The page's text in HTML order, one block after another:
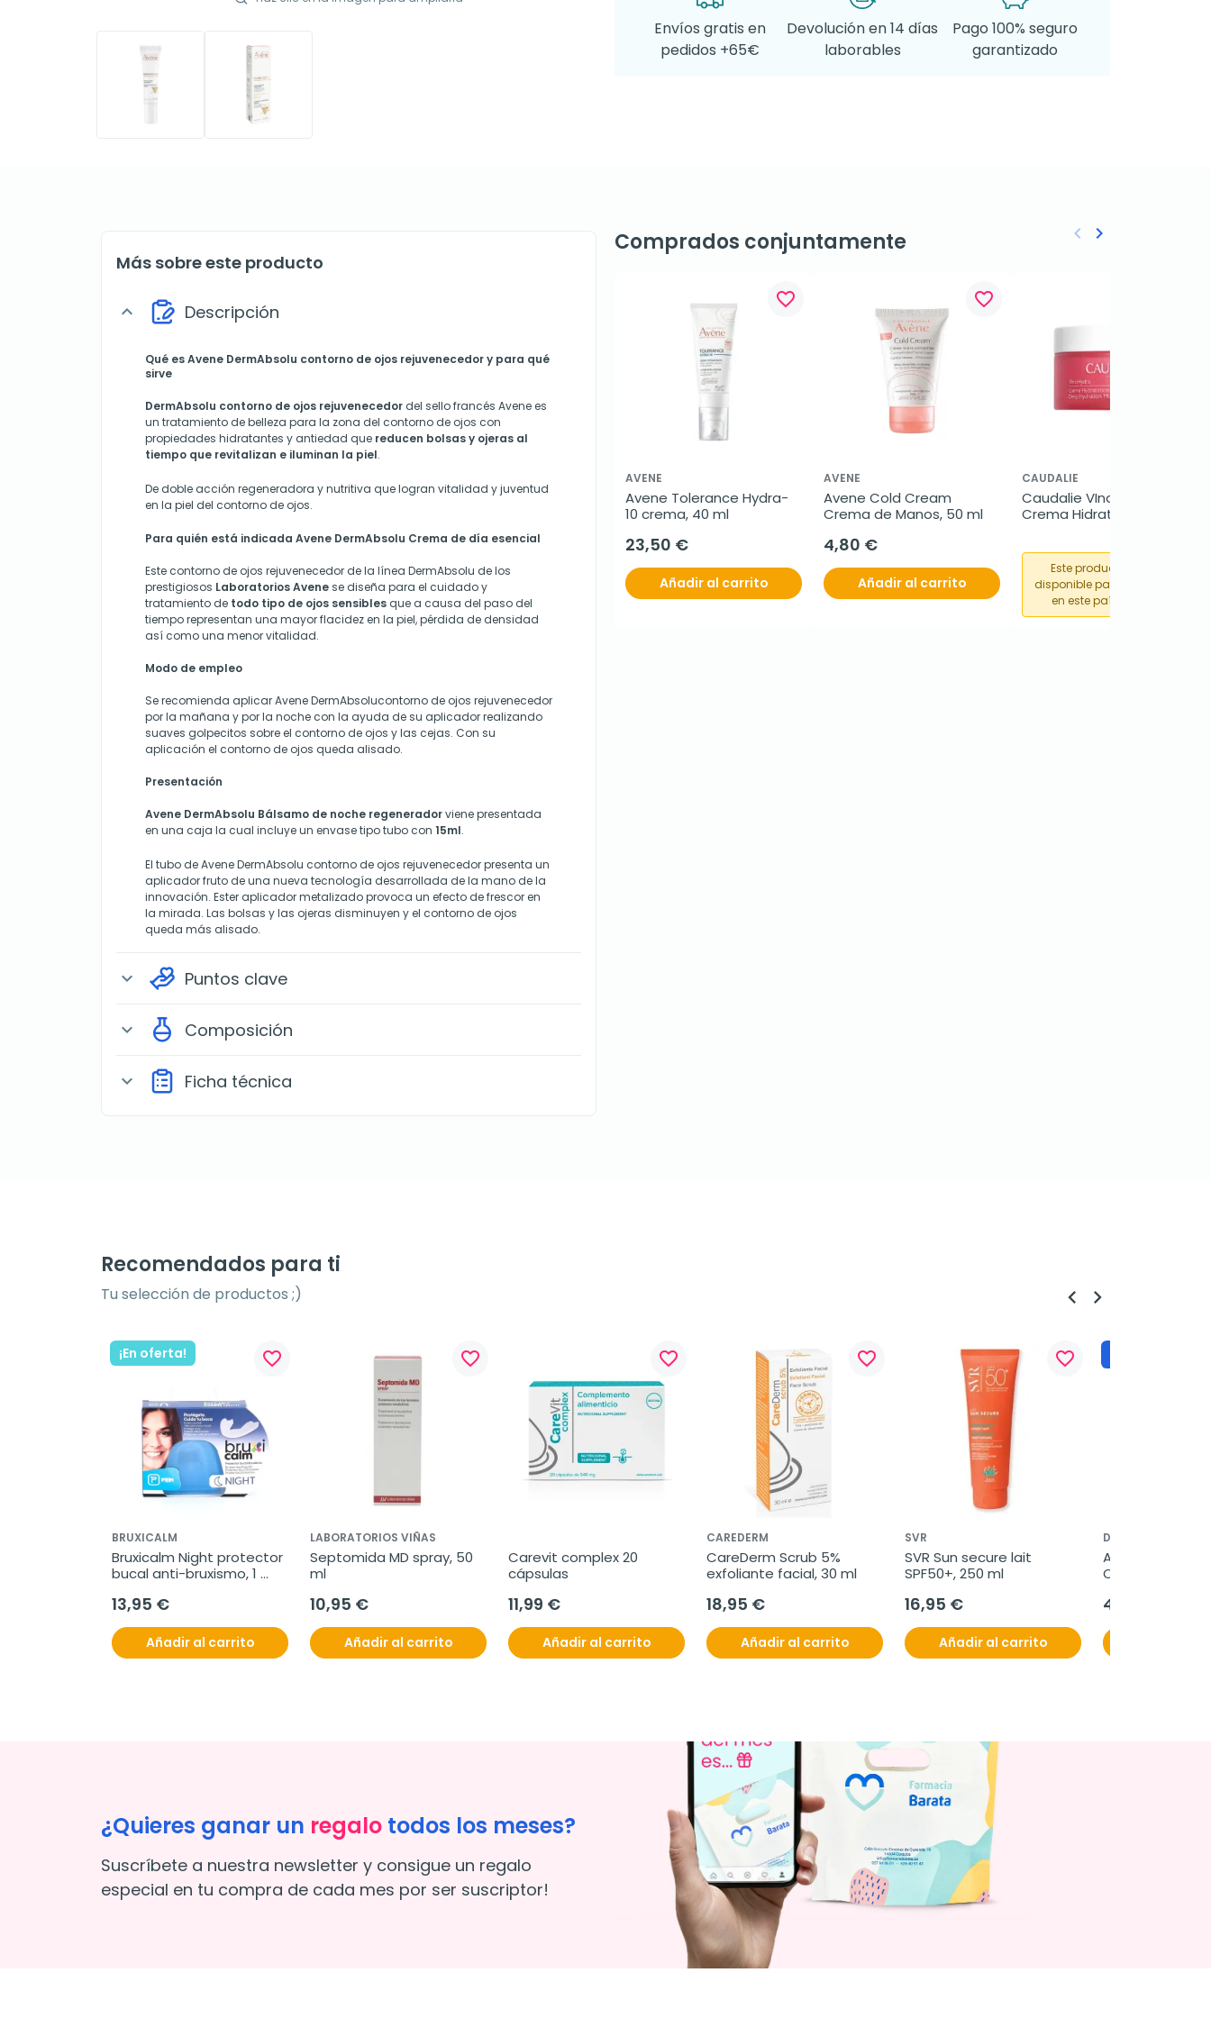
Envíos gratis en
pedidos +65€
Devolución en 14 días
laborables
Pago 100% seguro
garantizado
Más sobre este producto
expand_more Descripción
Qué es Avene DermAbsolu contorno de ojos rejuvenecedor y para qué
sirve
DermAbsolu contorno de ojos rejuvenecedor del sello francés Avene es
un tratamiento de belleza para la zona del contorno de ojos con
propiedades hidratantes y antiedad que reducen bolsas y ojeras al
tiempo que revitalizan e iluminan la piel.
De doble acción regeneradora y nutritiva que logran vitalidad y juventud
en la piel del contorno de ojos.
Para quién está indicada Avene DermAbsolu Crema de día esencial
Este contorno de ojos rejuvenecedor de la línea DermAbsolu de los
prestigiosos Laboratorios Avenese diseña para el cuidado y
tratamiento de todo tipo de ojos sensibles que a causa del paso del
tiempo representan una mayor flacidez en la piel, pérdida de densidad
así como una menor vitalidad.
Modo de empleo
Se recomienda aplicar Avene DermAbsolucontorno de ojos rejuvenecedor
por la mañana y por la noche con la ayuda de su aplicador realizando
suaves golpecitos sobre el contorno de ojos y las cejas. Con su
aplicación el contorno de ojos queda alisado.
Presentación
Avene DermAbsolu Bálsamo de noche regeneradorviene presentada
en una caja la cual incluye un envase tipo tubo con 15ml.
El tubo de Avene DermAbsolu contorno de ojos rejuvenecedor presenta un
aplicador fruto de una nueva tecnología desarrollada de la mano de la
innovación. Ester aplicador metalizado provoca un efecto de frescor en
la mirada. Las bolsas y las ojeras disminuyen y el contorno de ojos
queda más alisado.
expand_more Puntos clave
expand_more Composición
expand_more Ficha técnica
Comprados conjuntamente
favorite_border
AVENE
Avene Tolerance Hydra-
10 crema, 40 ml
23,50 €
Añadir al carrito
favorite_border
AVENE
Avene Cold Cream
Crema de Manos, 50 ml
4,80 €
Añadir al carrito
CAUDALIE
Caudalie VInohydra
Crema Hidratacion
Este producto no está
disponible para su compra
en este país o región.
Anterior
keyboard_arrow_left Siguiente
keyboard_arrow_right
Recomendados para ti
Tu selección de productos ;)
¡En oferta! favorite_border
BRUXICALM
Bruxicalm Night protector
bucal anti-bruxismo, 1
13,95 €
Añadir al carrito
favorite_border
LABORATORIOS VIÑAS
Septomida MD spray, 50
ml
10,95 €
Añadir al carrito
favorite_border
Carevit complex 20
cápsulas
11,99 €
Añadir al carrito
favorite_border
CAREDERM
CareDerm Scrub 5%
exfoliante facial, 30 ml
18,95 €
Añadir al carrito
favorite_border
SVR
SVR Sun secure lait
SPF50+, 250 ml
16,95 €
Añadir al carrito
DR ARTURO ALBA
Arturo Alba
Ojos Alta
43,35 €
keyboard_arrow_left keyboard_arrow_right
¿Quieres ganar un regalo todos los meses?
Suscríbete a nuestra newsletter y consigue un regalo
especial en tu compra de cada mes por ser suscriptor!